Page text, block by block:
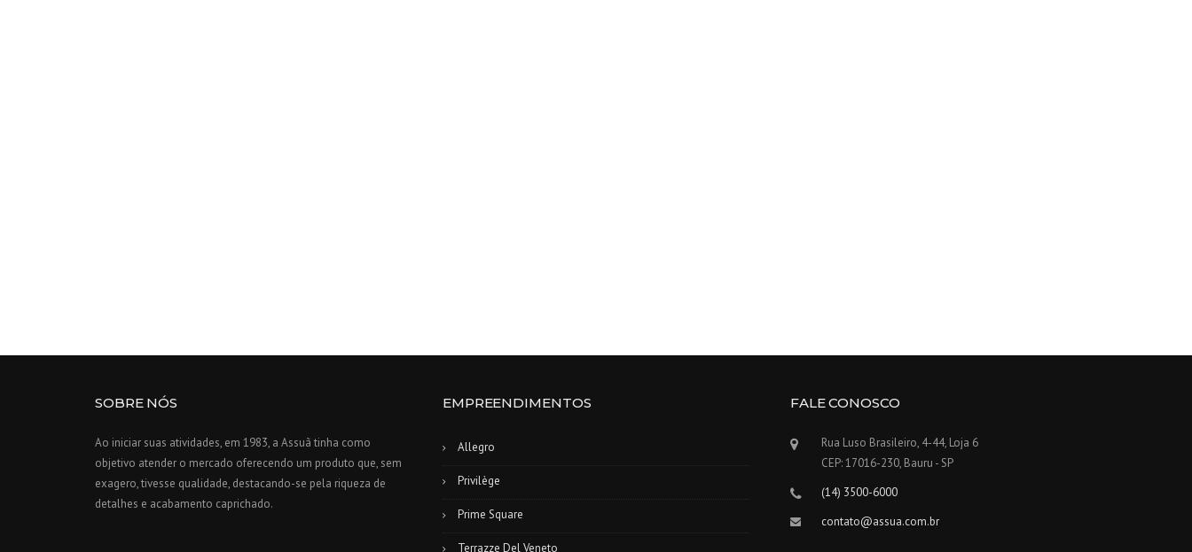
SOBRE NÓS
Ao iniciar suas atividades, em 1983, a Assuã tinha como
objetivo atender o mercado oferecendo um produto que, sem
exagero, tivesse qualidade, destacando-se pela riqueza de
detalhes e acabamento caprichado.
EMPREENDIMENTOS
Allegro
Privilège
Prime Square
Terrazze Del Veneto
FALE CONOSCO
Rua Luso Brasileiro, 4-44, Loja 6
CEP: 17016-230, Bauru - SP
(14) 3500-6000
contato@assua.com.br